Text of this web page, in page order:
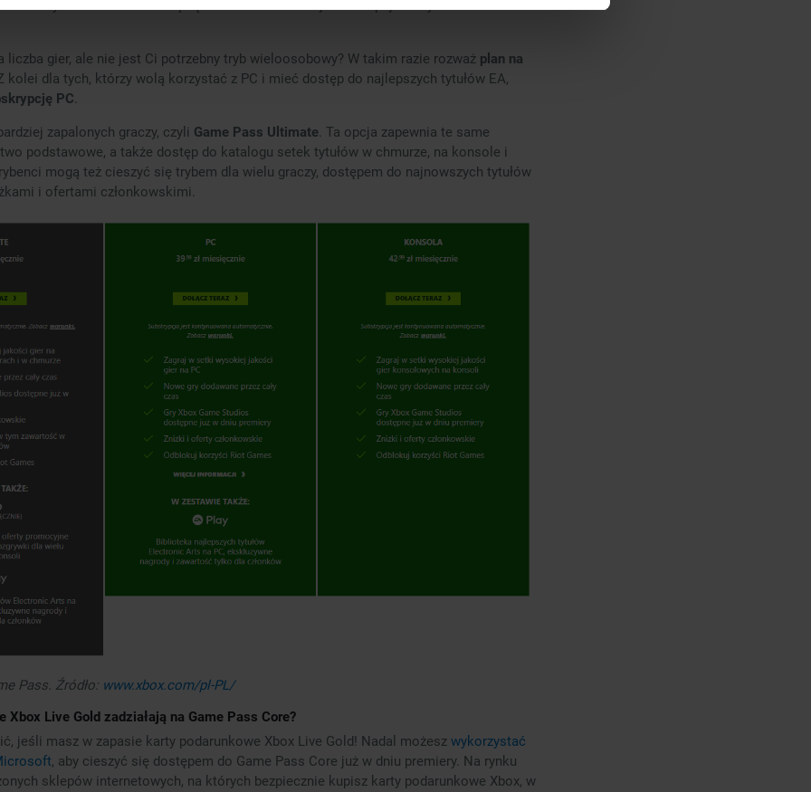
liczba gier, ale nie jest Ci potrzebny tryb wieloosobowy? W takim razie rozważ plan na
kolei dla tych, którzy wolą korzystać z PC i mieć dostęp do najlepszych tytułów EA,
PC.
zapalonych graczy, czyli Game Pass Ultimate. Ta opcja zapewnia te same
podstawowe, a także dostęp do katalogu setek tytułów w chmurze, na konsole i
mogą też cieszyć się trybem dla wielu graczy, dostępem do najnowszych tytułów
i ofertami członkowskimi.
Pass. Źródło: www.xbox.com/pl-PL/
Xbox Live Gold zadziałają na Game Pass Core?
jeśli masz w zapasie karty podarunkowe Xbox Live Gold! Nadal możesz wykorzystać
, aby cieszyć się dostępem do Game Pass Core już w dniu premiery. Na rynku
sklepów internetowych, na których bezpiecznie kupisz karty podarunkowe Xbox, w